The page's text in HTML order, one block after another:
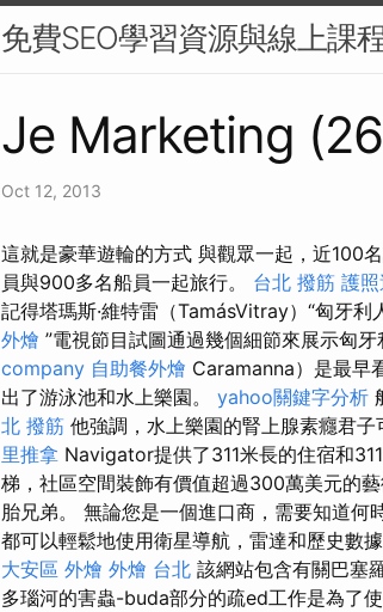
免費SEO學習資源與線上課
Je Marketing
Oct 12, 2013
這就是豪華遊輪的方式 與觀眾一起，近100
員與900多名船員一起旅行。 台北 撥筋 護
記得塔瑪斯·維特雷（TamásVitray）“匈牙利
外燴 ”電視節目試圖通過幾個細節來展示匈
company 自助餐外燴 Caramanna）是最早
出了游泳池和水上樂園。 yahoo關鍵字分析
北 撥筋 他強調，水上樂園的腎上腺素癮君子
里推拿 Navigator提供了311米長的住宿和
梯，社區空間裝飾有價值超過300萬美元的藝
胎兄弟。 無論您是一個進口商，需要知道何
都可以輕鬆地使用衛星導航，雷達和歷史數
大安區 外燴 外燴 台北 該網站包含有關巴塞
多瑙河的害蟲-buda部分的疏ed工作是為了